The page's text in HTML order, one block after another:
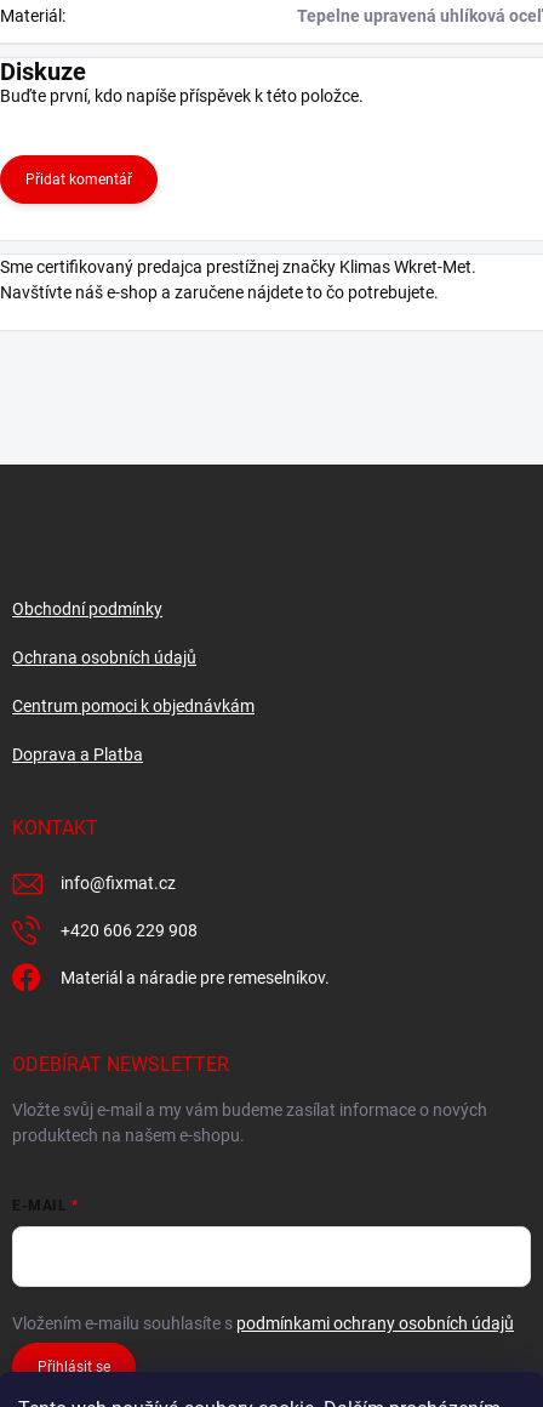
Materiál : Tepelne upravená uhlíková oceľ
Diskuze
Buďte první, kdo napíše příspěvek k této položce.
Přidat komentář
Sme certifikovaný predajca prestížnej značky Klimas Wkret-Met.
Navštívte náš e-shop a zaručene nájdete to čo potrebujete.
Obchodní podmínky
Ochrana osobních údajů
Centrum pomoci k objednávkám
Doprava a Platba
KONTAKT
info@fixmat.cz
+420 606 229 908
Materiál a náradie pre remeselníkov.
ODEBÍRAT NEWSLETTER
Vložte svůj e-mail a my vám budeme zasílat informace o nových
produktech na našem e-shopu.
E-MAIL
Vložením e-mailu souhlasíte s podmínkami ochrany osobních údajů
Přihlásit se